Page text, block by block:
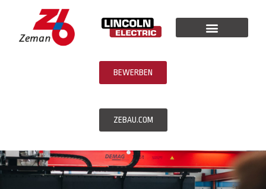
BEWERBEN
ZEBAU.COM